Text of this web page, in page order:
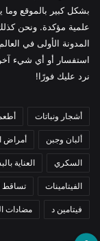
بشكل كبير بالموقع
علمية مؤكدة. ونحن
المدونة الأولى في
استفسار أو أي شيء
نرد عليك فورًا!
أشجار ونباتات
ألبان وجبن أمراض
السكري العناية
الفيتامينات تساقط
فيتامين د مضادات